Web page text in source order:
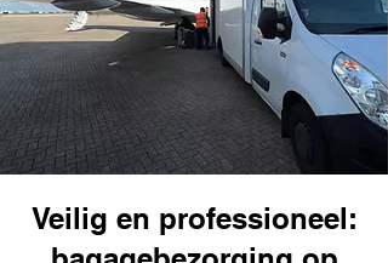
Veilig en professioneel: